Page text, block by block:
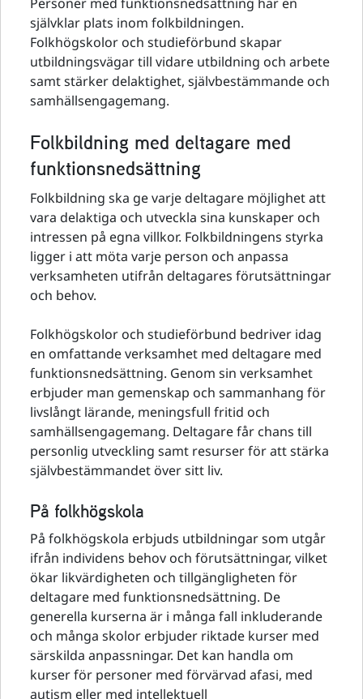
självklar plats inom folkbildningen.
Folkhögskolor och studieförbund skapar
utbildningsvägar till vidare utbildning och arbete
samt stärker delaktighet, självbestämmande och
samhällsengagemang.
Folkbildning med deltagare med
funktionsnedsättning
Folkbildning ska ge varje deltagare möjlighet att
vara delaktiga och utveckla sina kunskaper och
intressen på egna villkor. Folkbildningens styrka
ligger i att möta varje person och anpassa
verksamheten utifrån deltagares förutsättningar
och behov.
Folkhögskolor och studieförbund bedriver idag
en omfattande verksamhet med deltagare med
funktionsnedsättning. Genom sin verksamhet
erbjuder man gemenskap och sammanhang för
livslångt lärande, meningsfull fritid och
samhällsengagemang. Deltagare får chans till
personlig utveckling samt resurser för att stärka
självbestämmandet över sitt liv.
På folkhögskola
På folkhögskola erbjuds utbildningar som utgår
ifrån individens behov och förutsättningar, vilket
ökar likvärdigheten och tillgängligheten för
deltagare med funktionsnedsättning. De
generella kurserna är i många fall inkluderande
och många skolor erbjuder riktade kurser med
särskilda anpassningar. Det kan handla om
kurser för personer med förvärvad afasi, med
autism eller med intellektuell